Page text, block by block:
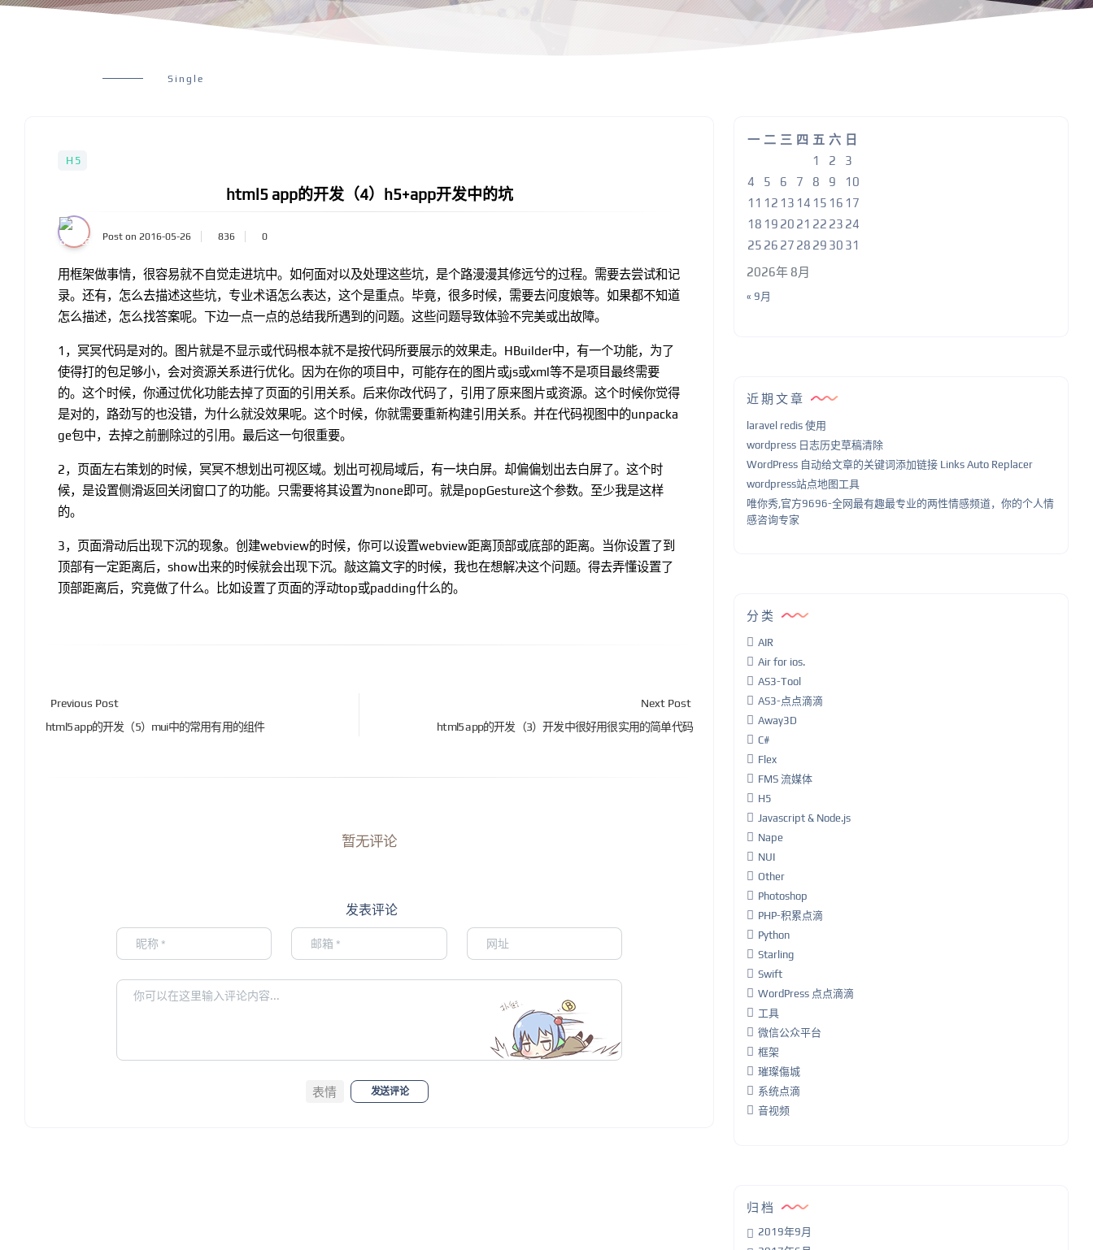
Single
H5
html5 app的开发（4）h5+app开发中的坑
Post on 2016-05-26 836 0
用框架做事情，很容易就不自觉走进坑中。如何面对以及处理这些坑，是个路漫漫其修远兮的过程。需要去尝试和记
录。还有，怎么去描述这些坑，专业术语怎么表达，这个是重点。毕竟，很多时候，需要去问度娘等。如果都不知道
怎么描述，怎么找答案呢。下边一点一点的总结我所遇到的问题。这些问题导致体验不完美或出故障。
1，冥冥代码是对的。图片就是不显示或代码根本就不是按代码所要展示的效果走。HBuilder中，有一个功能，为了
使得打的包足够小，会对资源关系进行优化。因为在你的项目中，可能存在的图片或js或xml等不是项目最终需要
的。这个时候，你通过优化功能去掉了页面的引用关系。后来你改代码了，引用了原来图片或资源。这个时候你觉得
是对的，路劲写的也没错，为什么就没效果呢。这个时候，你就需要重新构建引用关系。并在代码视图中的unpacka
ge包中，去掉之前删除过的引用。最后这一句很重要。
2，页面左右策划的时候，冥冥不想划出可视区域。划出可视局域后，有一块白屏。却偏偏划出去白屏了。这个时
候，是设置侧滑返回关闭窗口了的功能。只需要将其设置为none即可。就是popGesture这个参数。至少我是这样
的。
3，页面滑动后出现下沉的现象。创建webview的时候，你可以设置webview距离顶部或底部的距离。当你设置了到
顶部有一定距离后，show出来的时候就会出现下沉。敲这篇文字的时候，我也在想解决这个问题。得去弄懂设置了
顶部距离后，究竟做了什么。比如设置了页面的浮动top或padding什么的。
Previous Post
html5 app的开发（5）mui中的常用有用的组件
Next Post
html5 app的开发（3）开发中很好用很实用的简单代码
暂无评论
发表评论
表情 发送评论
2026年 8月
一 二 三 四 五 六 日
1
2
3
4
5 6 7 8 9
10
11 12 13 14 15 16 17
18 19 20 21 22 23 24
25 26 27 28 29 30 31
« 9月
近期文章
laravel redis 使用
wordpress 日志历史草稿清除
WordPress 自动给文章的关键词添加链接 Links Auto Replacer
wordpress站点地图工具
唯你秀,官方9696-全网最有趣最专业的两性情感频道，你的个人情
感咨询专家
分类
AIR
Air for ios.
AS3-Tool
AS3-点点滴滴
Away3D
C#
Flex
FMS 流媒体
H5
Javascript & Node.js
Nape
NUI
Other
Photoshop
PHP-积累点滴
Python
Starling
Swift
WordPress 点点滴滴
工具
微信公众平台
框架
璀璨傷城
系统点滴
音视频
归档
2019年9月